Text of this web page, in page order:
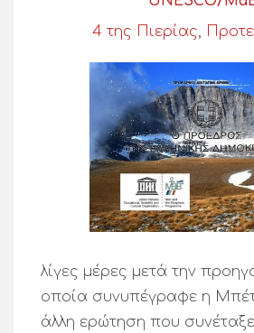
4 της Πιερίας,
λίγες μέρες μετά την
οποία συνυπέγραφε η
άλλη ερώτηση που